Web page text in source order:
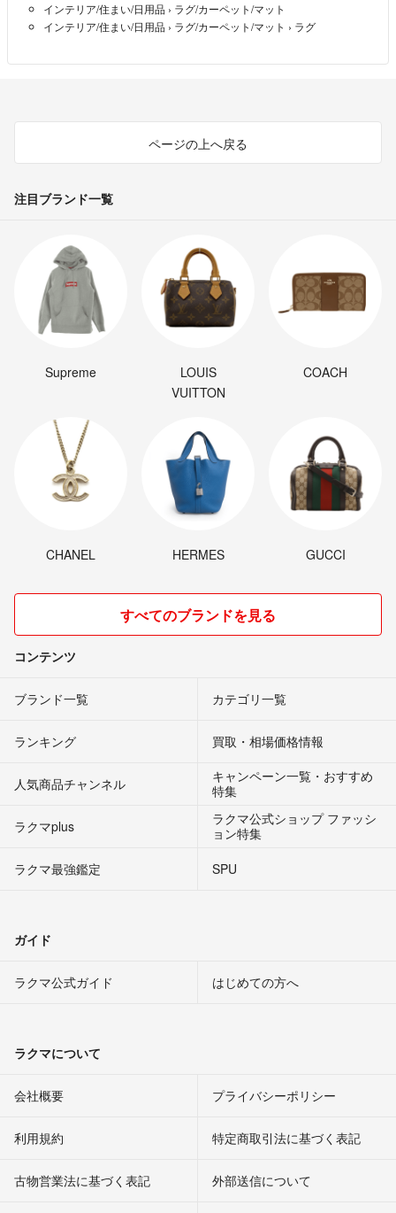
インテリア/住まい/日用品 › ラグ/カーペット/マット
インテリア/住まい/日用品 › ラグ/カーペット/マット › ラグ
ページの上へ戻る
注目ブランド一覧
Supreme
LOUIS
VUITTON
COACH
CHANEL HERMES GUCCI
すべてのブランドを見る
コンテンツ
ブランド一覧 カテゴリ一覧
ランキング 買取・相場価格情報
人気商品チャンネル
キャンペーン一覧・おすすめ
特集
ラクマplus
ラクマ公式ショップ ファッシ
ョン特集
ラクマ最強鑑定
SPU
ガイド
ラクマ公式ガイド はじめての方へ
ラクマについて
会社概要 プライバシーポリシー
利用規約 特定商取引法に基づく表記
古物営業法に基づく表記 外部送信について